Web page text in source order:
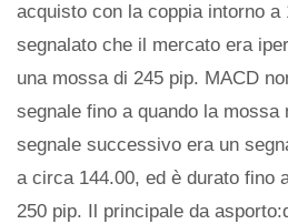
acquisto con la coppia intorno a
segnalato che il mercato era
una mossa di 245 pip. MACD
segnale fino a quando la mossa
segnale successivo era un
a circa 144.00, ed è durato fino
250 pip. Il principale da